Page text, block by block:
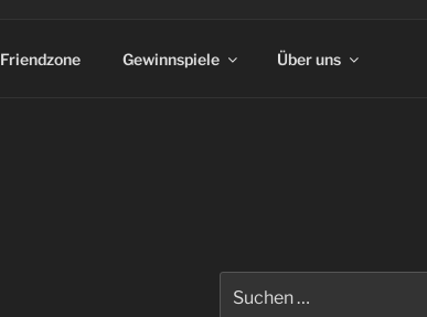
Friendzone Gewinnspiele Über uns
nach: